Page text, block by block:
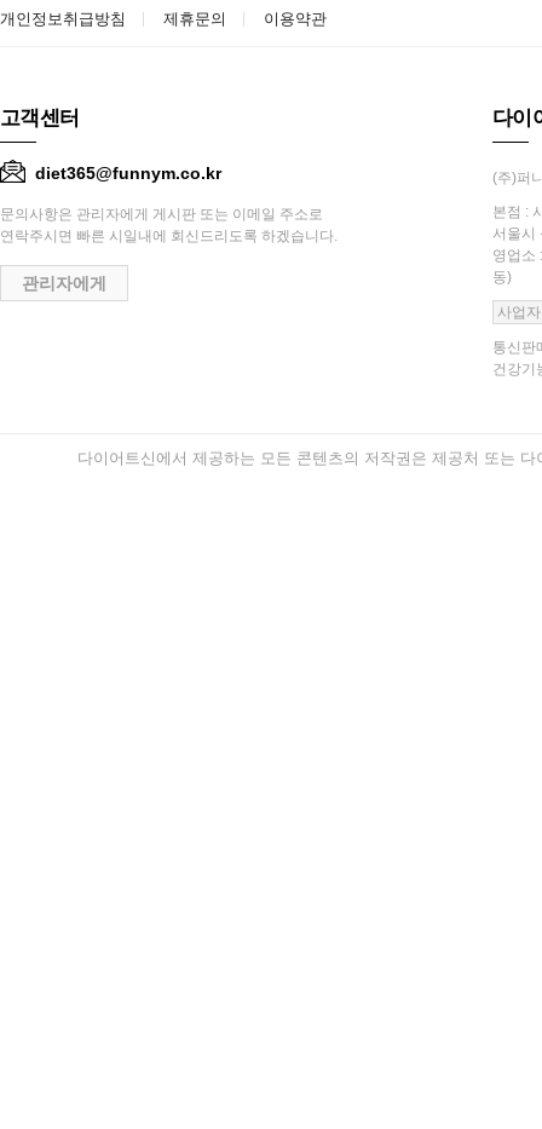
개인정보취급방침 제휴문의 이용약관
고객센터
diet365@funnym.co.kr
문의사항은 관리자에게 게시판 또는 이메일 주소로
연락주시면 빠른 시일내에 회신드리도록 하겠습니다.
관리자에게
다이
(주)퍼
본점 :
서울시
영업소
동)
사업
통신판
건강기
다이어트신에서 제공하는 모든 콘텐츠의 저작권은 제공처 또는